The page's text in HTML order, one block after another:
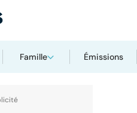
Famille Émissions